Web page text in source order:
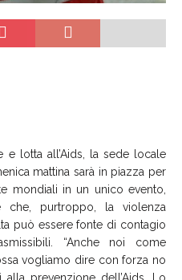
e lotta all’Aids, la sede locale
mattina sarà in piazza per
mondiali in un unico evento,
che, purtroppo, la violenza
può essere fonte di contagio
“Anche noi come
vogliamo dire con forza no